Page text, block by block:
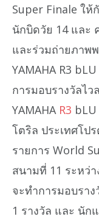
Super Finale ให้
นักบิดวัย 14 และ
และร่วมถ่ายภาพ
YAMAHA R3
การมอบรางวัลไ
YAMAHA R3
โตริล ประเทศโป
รายการ World
สนามที่ 11 ระหว่
จะทำการมอบรา
1 รางวัล และ นัก